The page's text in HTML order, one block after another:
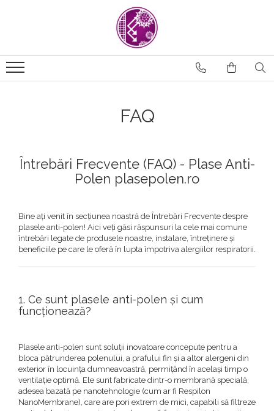
FAQ
Întrebări Frecvente (FAQ) - Plase Anti-
Polen plasepolen.ro
Bine ați venit în secțiunea noastră de Întrebări Frecvente despre
plasele anti-polen! Aici veți găsi răspunsuri la cele mai comune
întrebări legate de produsele noastre, instalare, întreținere și
beneficiile pe care le oferă în lupta împotriva alergiilor respiratorii.
1. Ce sunt plasele anti-polen și cum
funcționează?
Plasele anti-polen sunt soluții inovatoare concepute pentru a
bloca pătrunderea polenului, a prafului fin și a altor alergeni din
exterior în locuința dumneavoastră, permițând în același timp o
ventilație optimă. Ele sunt fabricate dintr-o membrană specială,
adesea bazată pe nanotehnologie (cum ar fi Respilon
NanoMembrane), care are pori extrem de mici, capabili să filtreze